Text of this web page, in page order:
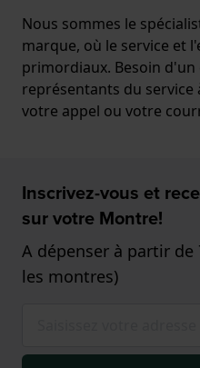
Nous sommes le
marque, où le service et
primordiaux. Besoin d'un
représentants du service
votre appel ou votre
Inscrivez-vous et
sur votre Montre!
A dépenser à partir
les montres)